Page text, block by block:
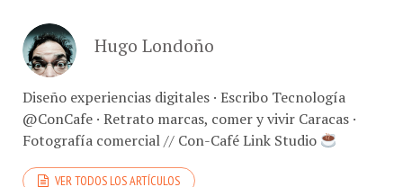
Hugo Londoño
Diseño experiencias digitales · Escribo Tecnología
@ConCafe · Retrato marcas, comer y vivir Caracas ·
Fotografía comercial // Con-Café Link Studio
VER TODOS LOS ARTÍCULOS